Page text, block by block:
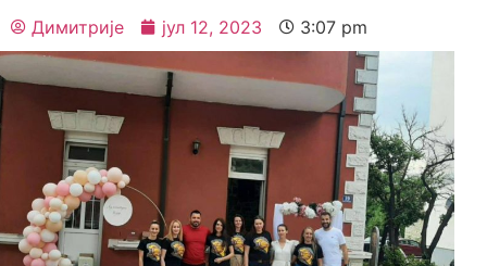
Димитрије јул 12, 2023 3:07 pm